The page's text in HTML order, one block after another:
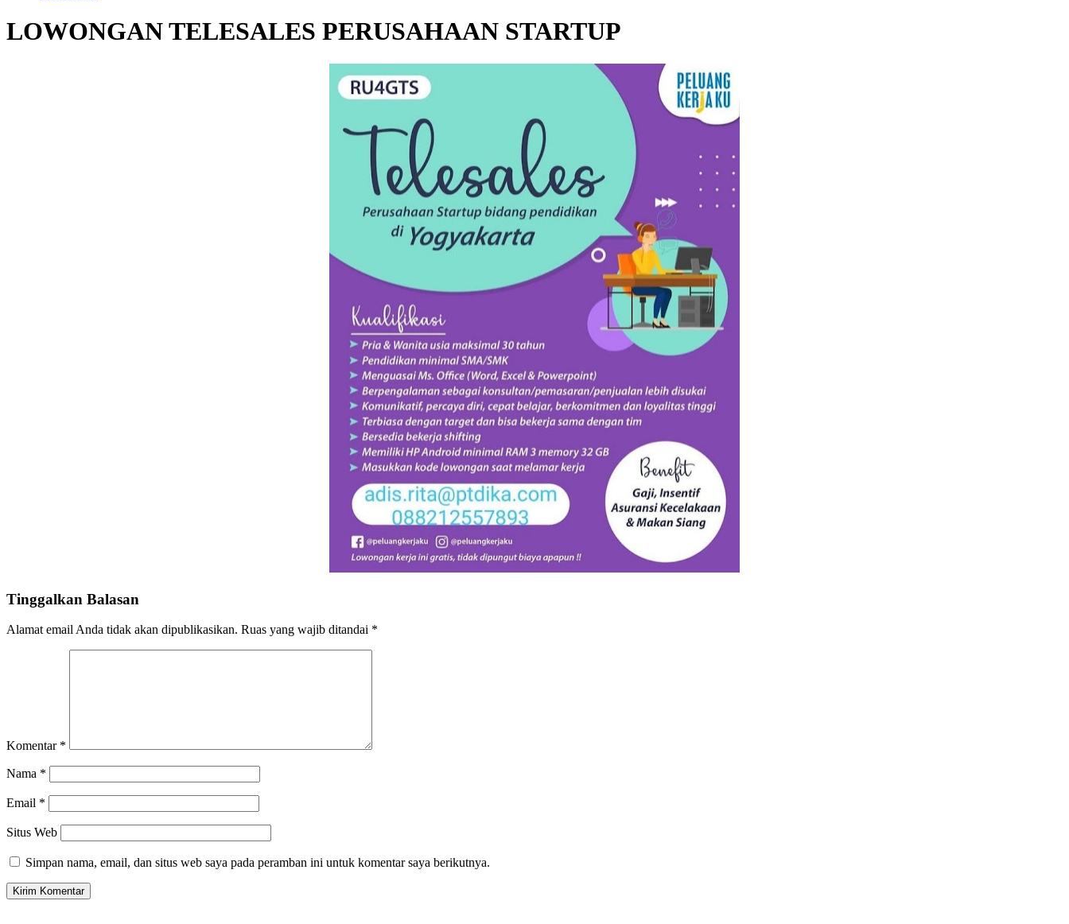
LOWONGAN TELESALES PERUSAHAAN STARTUP
Tinggalkan Balasan
Alamat email Anda tidak akan dipublikasikan. Ruas yang wajib ditandai *
Komentar *
Nama *
Email *
Situs Web
Simpan nama, email, dan situs web saya pada peramban ini untuk komentar saya berikutnya.